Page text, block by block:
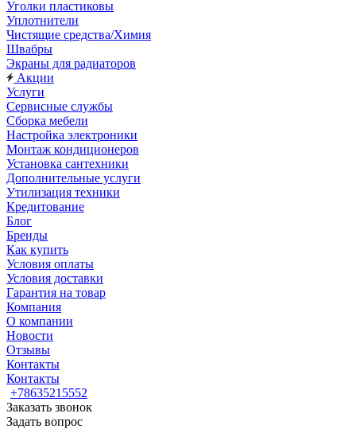
Уголки пластиковы
Уплотнители
Чистящие средства/Химия
Швабры
Экраны для радиаторов
Акции
Услуги
Сервисные службы
Сборка мебели
Настройка электроники
Монтаж кондиционеров
Установка сантехники
Дополнительные услуги
Утилизация техники
Кредитование
Блог
Бренды
Как купить
Условия оплаты
Условия доставки
Гарантия на товар
Компания
О компании
Новости
Отзывы
Контакты
Контакты
+78635215552
Заказать звонок
Задать вопрос